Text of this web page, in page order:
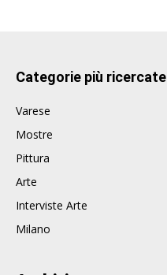
Categorie più ricercate
Varese
Mostre
Pittura
Arte
Interviste Arte
Milano